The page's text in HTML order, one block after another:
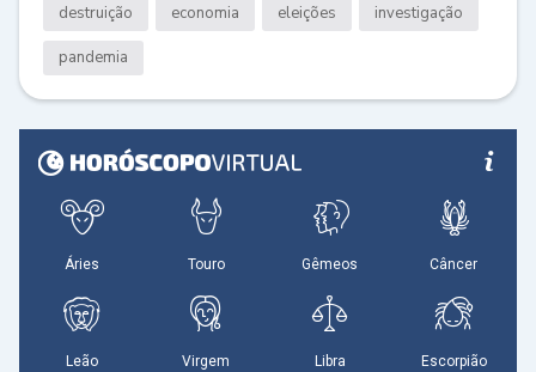
destruição economia eleições investigação
pandemia